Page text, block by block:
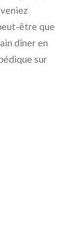
être que
dîner en
sur